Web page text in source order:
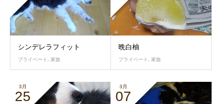
シンデレラフィット
プライベート , 家族
晩白柚
プライベート , 家族
3月
25
3月
07